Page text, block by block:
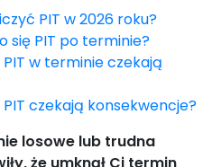
PIT w 2026 roku?
się PIT po terminie?
PIT w terminie czekają
PIT czekają konsekwencje?
losowe lub trudna